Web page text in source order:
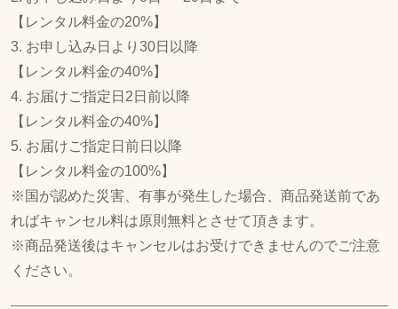
【レンタル料金の20%】
3. お申し込み日より30日以降
【レンタル料金の40%】
4. お届けご指定日2日前以降
【レンタル料金の40%】
5. お届けご指定日前日以降
【レンタル料金の100%】
※国が認めた災害、有事が発生した場合、商品発送前であ
ればキャンセル料は原則無料とさせて頂きます。
※商品発送後はキャンセルはお受けできませんのでご注意
ください。